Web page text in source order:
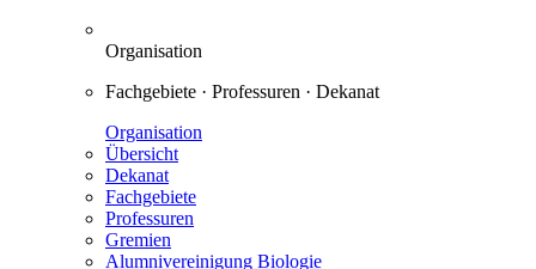
Organisation
Fachgebiete · Professuren · Dekanat
Organisation
Übersicht
Dekanat
Fachgebiete
Professuren
Gremien
Alumnivereinigung Biologie